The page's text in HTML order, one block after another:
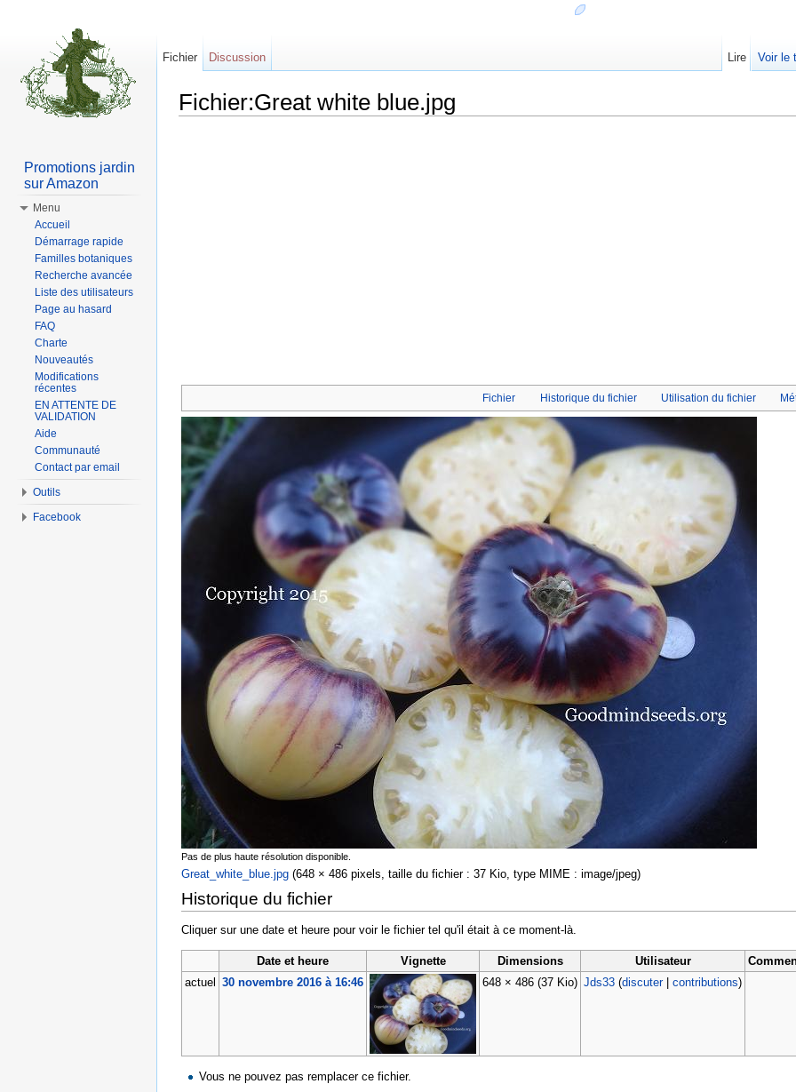
Fichier:Great white blue.jpg
Fichier Historique du fichier Utilisation du fichier
Pas de plus haute résolution disponible.
Great_white_blue.jpg (648 × 486 pixels, taille du fichier : 37 Kio, type MIME : image/jpeg)
Historique du fichier
Cliquer sur une date et heure pour voir le fichier tel qu'il était à ce moment-là.
Date et heure Vignette Dimensions Utilisateur
actuel
30 novembre 2016 à 16:46 648 × 486 (37 Kio) Jds33 (discuter| contributions)
Vous ne pouvez pas remplacer ce fichier.
Fichier Discussion Lire Voir le
Promotions jardin
sur Amazon
Menu
Accueil
Démarrage rapide
Familles botaniques
Recherche avancée
Liste des utilisateurs
Page au hasard
FAQ
Charte
Nouveautés
Modifications
récentes
EN ATTENTE DE
VALIDATION
Aide
Communauté
Contact par email
Outils
Facebook